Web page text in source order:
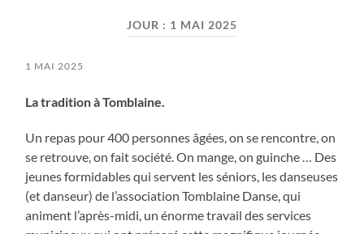
JOUR : 1 MAI 2025
1 MAI 2025
La tradition à Tomblaine.
Un repas pour 400 personnes âgées, on se rencontre, on
se retrouve, on fait société. On mange, on guinche … Des
jeunes formidables qui servent les séniors, les danseuses
(et danseur) de l’association Tomblaine Danse, qui
animent l’après-midi, un énorme travail des services